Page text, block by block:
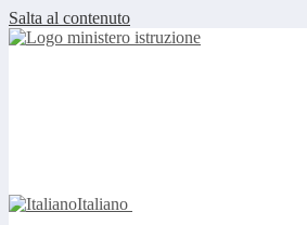
Salta al contenuto
Italiano